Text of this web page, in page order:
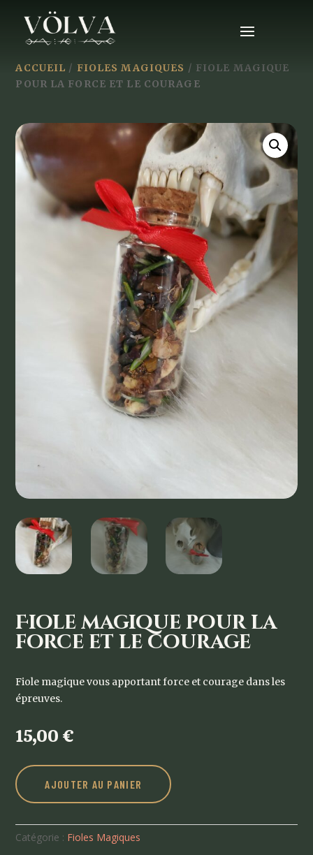
ACCUEIL / FIOLES MAGIQUES / FIOLE MAGIQUE
POUR LA FORCE ET LE COURAGE
Fiole magique pour la
force et le courage
Fiole magique vous apportant force et courage dans les
épreuves.
15,00 €
AJOUTER AU PANIER
Catégorie : Fioles Magiques